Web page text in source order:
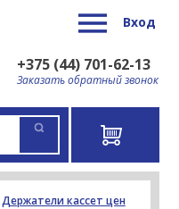
Вход
+375 (44) 701-62-13
Заказать обратный звонок
Держатели кассет цен